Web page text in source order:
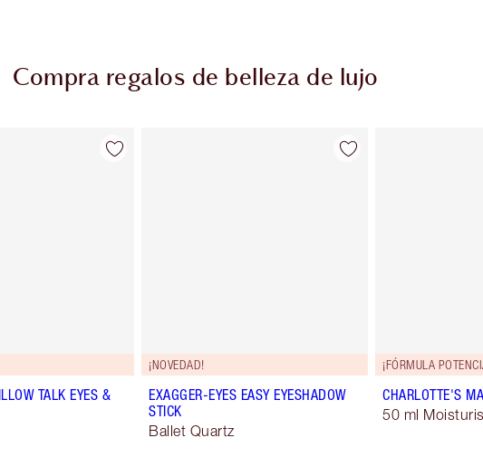
Compra regalos de belleza de lujo
Artículo 2 de 116
TALK EYES &
Artículo 3 de 116
¡NOVEDAD!
EXAGGER-EYES EASY EYESHADOW
STICK
Ballet Quartz
¡FÓRMULA
CHARLOTTE'S
50 ml